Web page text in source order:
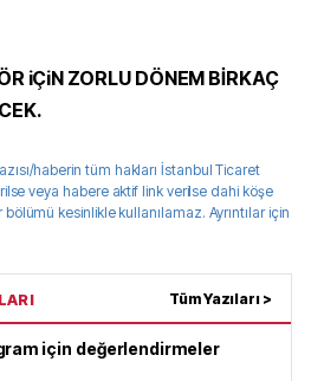
iÇiN ZORLU DÖNEM BİRKAÇ
haberin tüm haklarıİstanbul Ticaret
veya habere aktif link verilse dahi köşe
kesinlikle kullanılamaz. Ayrıntılar için
Tüm Yazıları >
için değerlendirmeler